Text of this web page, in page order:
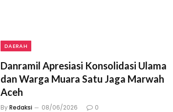
DAERAH
Danramil Apresiasi Konsolidasi Ulama
dan Warga Muara Satu Jaga Marwah
Aceh
ByRedaksi 08/06/2026 0